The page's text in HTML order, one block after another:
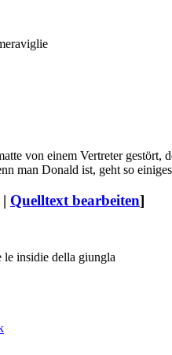
von einem Vertreter gestört,
man Donald ist, geht so
| Quelltext bearbeiten]
le insidie della giungla